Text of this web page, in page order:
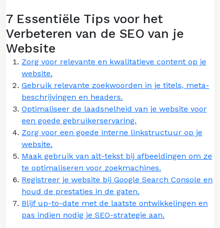
7 Essentiële Tips voor het
Verbeteren van de SEO van je
Website
Zorg voor relevante en kwalitatieve content op je
website.
Gebruik relevante zoekwoorden in je titels, meta-
beschrijvingen en headers.
Optimaliseer de laadsnelheid van je website voor
een goede gebruikerservaring.
Zorg voor een goede interne linkstructuur op je
website.
Maak gebruik van alt-tekst bij afbeeldingen om ze
te optimaliseren voor zoekmachines.
Registreer je website bij Google Search Console en
houd de prestaties in de gaten.
Blijf up-to-date met de laatste ontwikkelingen en
pas indien nodig je SEO-strategie aan.